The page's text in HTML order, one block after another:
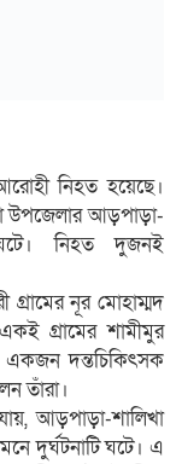
নিহত হয়েছে।
উপজেলার আড়পাড়া-
নিহত দুজনই
গ্রামের নূর মোহাম্মদ
গ্রামের শামীমুর
একজন দন্তচিকিৎসক
তাঁরা।
আড়পাড়া-শালিখা
দুর্ঘটনাটি ঘটে। এ